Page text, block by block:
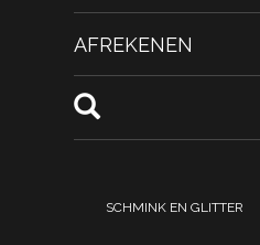
AFREKENEN
SCHMINK EN GLITTER